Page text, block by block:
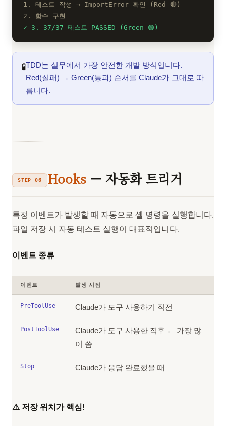
1. 테스트 작성 → ImportError 확인 (Red 🔴)
2. 함수 구현
3. 37/37 테스트 PASSED (Green 🟢)
🧪TDD는 실무에서 가장 안전한 개발 방식입니다.
Red(실패) → Green(통과) 순서를 Claude가 그대로 따
릅니다.
STEP 06 Hooks— 자동화 트리거
특정 이벤트가 발생할 때 자동으로 셸 명령을 실행합니다.
파일 저장 시 자동 테스트 실행이 대표적입니다.
이벤트 종류
이벤트 발생 시점
PreToolUse Claude가 도구 사용하기 직전
PostToolUse
Claude가 도구 사용한 직후 ← 가장 많
이 씀
Stop Claude가 응답 완료했을 때
⚠️ 저장 위치가 핵심!